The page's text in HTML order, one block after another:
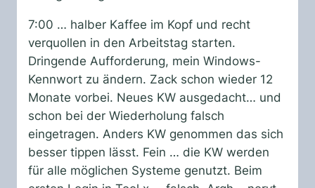
7:00 … halber Kaffee im Kopf und recht
verquollen in den Arbeitstag starten.
Dringende Aufforderung, mein Windows-
Kennwort zu ändern. Zack schon wieder 12
Monate vorbei. Neues KW ausgedacht… und
schon bei der Wiederholung falsch
eingetragen. Anders KW genommen das sich
besser tippen lässt. Fein … die KW werden
für alle möglichen Systeme genutzt. Beim